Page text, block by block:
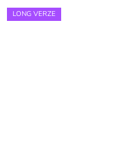
LONG VERZE